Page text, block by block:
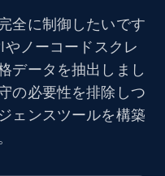
全に制御したいです
ノーコードスクレ
データを抽出しまし
の必要性を排除しつ
ェンスツールを構築